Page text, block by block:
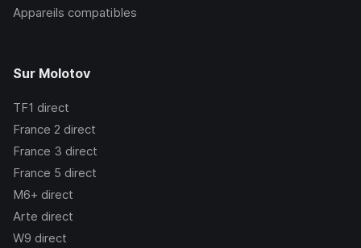
Appareils compatibles
Sur Molotov
TF1 direct
France 2 direct
France 3 direct
France 5 direct
M6+ direct
Arte direct
W9 direct